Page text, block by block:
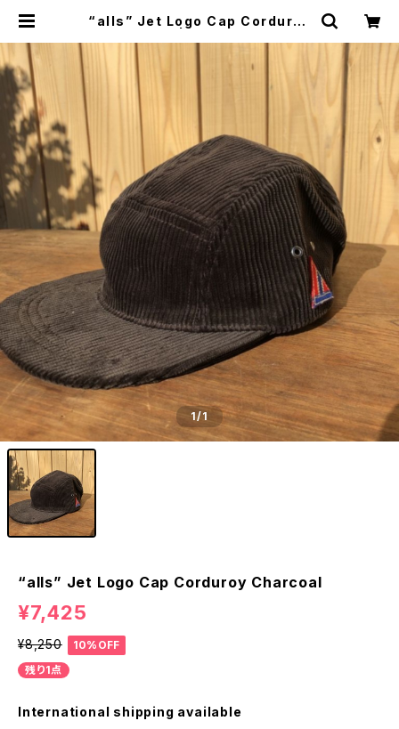
“alls” Jet Logo Cap Corduroy
1/1
“alls” Jet Logo Cap Corduroy Charcoal
¥7,425
¥8,250
10%OFF
残り1点
International shipping available